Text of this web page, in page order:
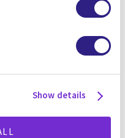
Show details
Unternehmen,
von Lithium
von über 300
die zur